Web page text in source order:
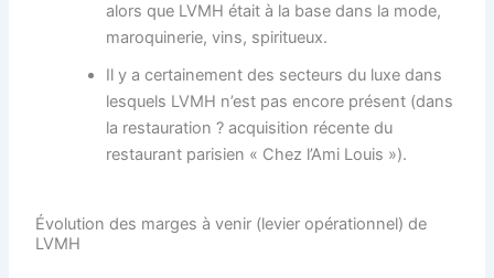
alors que LVMH était à la base dans la mode,
maroquinerie, vins, spiritueux.
Il y a certainement des secteurs du luxe dans
lesquels LVMH n’est pas encore présent (dans
la restauration ? acquisition récente du
restaurant parisien « Chez l’Ami Louis »).
Évolution des marges à venir (levier opérationnel) de
LVMH